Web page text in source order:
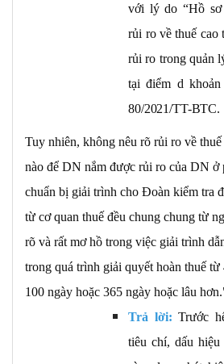
với lý do “Hồ sơ
rủi ro về thuế cao
rủi ro trong quản
tại điểm d
80/2021/TT-BTC.
Tuy nhiên, không nêu rõ rủi ro về
nào để DN nắm được rủi ro của DN ở
chuẩn bị giải trình cho Đoàn kiểm tra
từ cơ quan thuế đều chung chung từ
rõ và rất mơ hồ trong việc giải trình
trong quá trình giải quyết hoàn thuế từ
100 ngày hoặc 365 ngày hoặc lâu
Trả lời: Trước
tiêu chí, dấu